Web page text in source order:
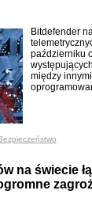
Bitdefender
październiku
między
na świecie